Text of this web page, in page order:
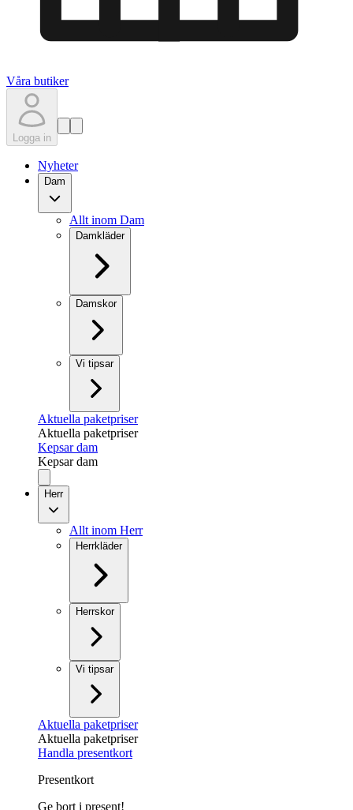
Våra butiker
Logga in
Nyheter
Dam
Allt inom Dam
Damkläder
Damskor
Vi tipsar
Aktuella paketpriser
Aktuella paketpriser
Kepsar dam
Kepsar dam
Herr
Allt inom Herr
Herrkläder
Herrskor
Vi tipsar
Aktuella paketpriser
Aktuella paketpriser
Handla presentkort
Presentkort
Ge bort i present!